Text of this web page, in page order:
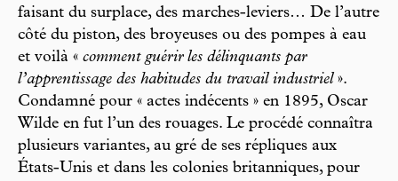
faisant du surplace, des marches-leviers… De l’autre
côté du piston, des broyeuses ou des pompes à eau
et voilà « comment guérir les délinquants par
l’apprentissage des habitudes du travail industriel».
Condamné pour « actes indécents » en 1895, Oscar
Wilde en fut l’un des rouages. Le procédé connaîtra
plusieurs variantes, au gré de ses répliques aux
États-Unis et dans les colonies britanniques, pour